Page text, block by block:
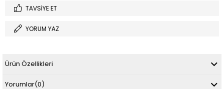
TAVSIYE ET
YORUM YAZ
Ürün Özellikleri
Yorumlar(0)